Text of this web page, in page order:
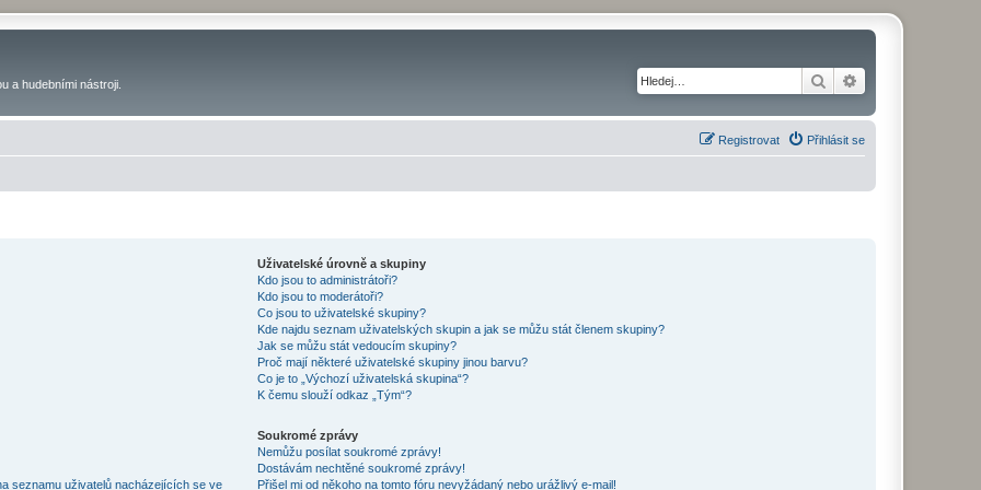
a hudebními nástroji. Hledat
Přihlásit se
Registrovat
seznamu uživatelů nacházejících se ve
Uživatelské úrovně a skupiny
Kdo jsou to administrátoři?
Kdo jsou to moderátoři?
Co jsou to uživatelské skupiny?
Kde najdu seznam uživatelských skupin a jak se můžu stát členem skupiny?
Jak se můžu stát vedoucím skupiny?
Proč mají některé uživatelské skupiny jinou barvu?
Co je to „Výchozí uživatelská skupina“?
K čemu slouží odkaz „Tým“?
Soukromé zprávy
Nemůžu posílat soukromé zprávy!
Dostávám nechtěné soukromé zprávy!
Přišel mi od někoho na tomto fóru nevyžádaný nebo urážlivý e-mail!